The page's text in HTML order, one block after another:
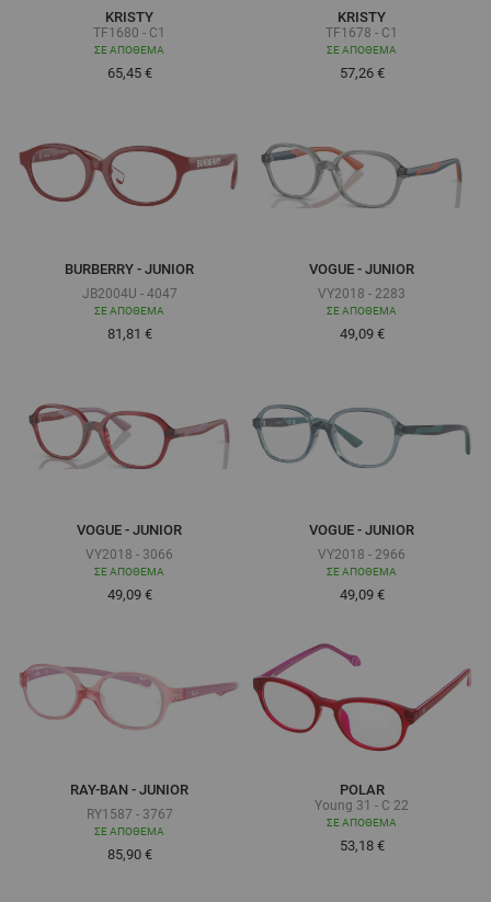
KRISTY
TF1680 - C1
ΣΕ ΑΠΌΘΕΜΑ
65,45 €
KRISTY
TF1678 - C1
ΣΕ ΑΠΌΘΕΜΑ
57,26 €
BURBERRY - JUNIOR
JB2004U - 4047
ΣΕ ΑΠΌΘΕΜΑ
Τόσο χαμηλά όσο
81,81 €
VOGUE - JUNIOR
VY2018 - 2283
ΣΕ ΑΠΌΘΕΜΑ
Τόσο χαμηλά όσο
49,09 €
VOGUE - JUNIOR
VY2018 - 3066
ΣΕ ΑΠΌΘΕΜΑ
Τόσο χαμηλά όσο
49,09 €
VOGUE - JUNIOR
VY2018 - 2966
ΣΕ ΑΠΌΘΕΜΑ
Τόσο χαμηλά όσο
49,09 €
RAY-BAN - JUNIOR
RY1587 - 3767
ΣΕ ΑΠΌΘΕΜΑ
Τόσο χαμηλά όσο
85,90 €
POLAR
Young 31 - C 22
ΣΕ ΑΠΌΘΕΜΑ
53,18 €